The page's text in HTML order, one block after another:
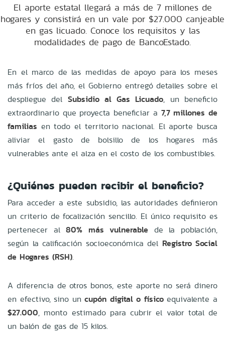
El aporte estatal llegará a más de 7 millones de
hogares y consistirá en un vale por $27.000 canjeable
en gas licuado. Conoce los requisitos y las
modalidades de pago de BancoEstado.
En el marco de las medidas de apoyo para los meses
más fríos del año, el Gobierno entregó detalles sobre el
despliegue del Subsidio al Gas Licuado, un beneficio
extraordinario que proyecta beneficiar a 7,7 millones de
familias en todo el territorio nacional. El aporte busca
aliviar el gasto de bolsillo de los hogares más
vulnerables ante el alza en el costo de los combustibles.
¿Quiénes pueden recibir el beneficio?
Para acceder a este subsidio, las autoridades definieron
un criterio de focalización sencillo. El único requisito es
pertenecer al80% más vulnerable de la población,
según la calificación socioeconómica del Registro Social
de Hogares (RSH).
A diferencia de otros bonos, este aporte no será dinero
en efectivo, sino uncupón digital o físicoequivalente a
$27.000, monto estimado para cubrir el valor total de
un balón de gas de 15 kilos.